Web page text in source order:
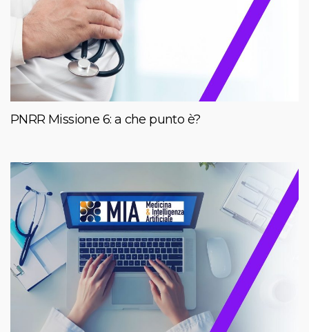
PNRR Missione 6: a che punto è?